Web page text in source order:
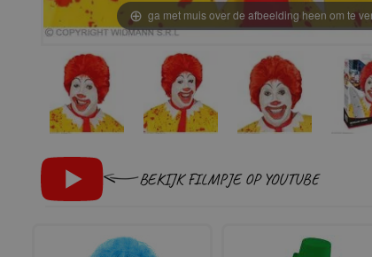
ga met muis over de afbeelding heen om te
BEKIJK FILMPJE OP YOUTUBE